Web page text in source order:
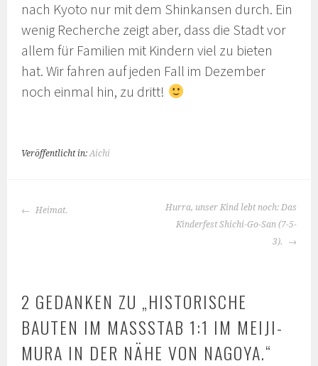
nach Kyoto nur mit dem Shinkansen durch. Ein
wenig Recherche zeigt aber, dass die Stadt vor
allem für Familien mit Kindern viel zu bieten
hat. Wir fahren auf jeden Fall im Dezember
noch einmal hin, zu dritt!
Veröffentlicht in:Aichi
BEITRAGS-
Heimat.
Hurra, unser Kind lebt noch: Das
Kinderfest Shichi-Go-San (7-5-
3).
2 GEDANKEN ZU „HISTORISCHE
BAUTEN IM MASSSTAB 1:1 IM MEIJI-M
URA IN DER NÄHE VON NAGOYA. “